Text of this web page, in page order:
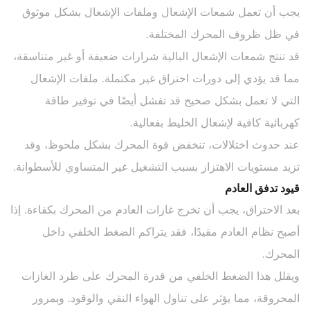
يجب أن تعمل شمعات الإشعال وملفات الإشعال بشكل موثوق
في ظل ظروف المحرك المختلفة.
قد تنتج شمعات الإشعال البالية شرارات ضعيفة أو غير متناسقة،
مما قد يؤدي إلى دورات احتراق غير مكتملة. ملفات الإشعال
التي لا تعمل بشكل صحيح قد تفشل أيضًا في توفير طاقة
كهربائية كافية لإشعال الخليط بفعالية.
عند حدوث اختلالات، تنخفض قوة المحرك بشكل ملحوظ، وقد
تزيد مستويات الاهتزاز بسبب التشغيل غير المتساوي للأسطوانة.
قيود تدفق العادم
بعد الاحتراق، يجب أن تخرج غازات العادم من المحرك بكفاءة. إذا
أصبح نظام العادم مقيدًا، فقد يتراكم الضغط الخلفي داخل
المحرك.
ويقلل هذا الضغط الخلفي من قدرة المحرك على طرد الغازات
المحروقة، مما يؤثر على تناول الهواء النقي والوقود. وبمرور